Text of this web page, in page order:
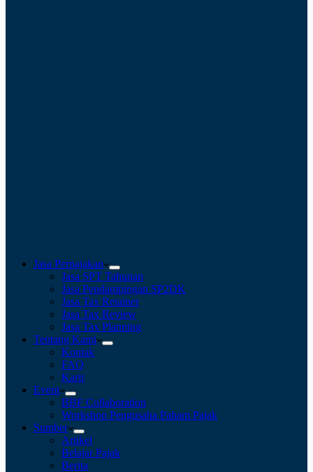
Jasa Perpajakan
Jasa SPT Tahunan
Jasa Pendampingan SP2DK
Jasa Tax Retainer
Jasa Tax Review
Jasa Tax Planning
Tentang Kami
Kontak
FAQ
Karir
Event
BBF Collaboration
Workshop Pengusaha Paham Pajak
Sumber
Artikel
Belajar Pajak
Berita